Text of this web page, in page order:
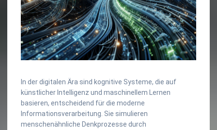
In der digitalen Ära sind kognitive Systeme, die auf
künstlicher Intelligenz und maschinellem Lernen
basieren, entscheidend für die moderne
Informationsverarbeitung. Sie simulieren
menschenähnliche Denkprozesse durch